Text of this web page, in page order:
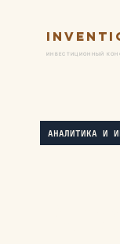
ИНВЕСТИЦИОННЫЙ
АНАЛИТИКА И